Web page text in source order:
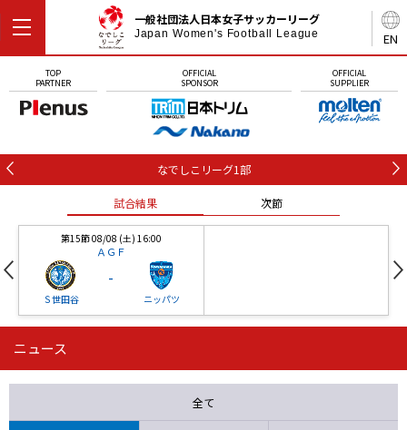
EN
一般社団法人日本女子サッカーリーグ
Japan Women's Football League
TOP
PARTNER
OFFICIAL
SPONSOR
OFFICIAL
SUPPLIER
なでしこリーグ1部
試合結果 次節
第15節 08/08 (土) 16:00
ＡＧＦ
Ｓ世田谷
-
ニッパツ
第16節 09/05 (土) 15:00
ニッパツ 石人の星
ニュース
全て